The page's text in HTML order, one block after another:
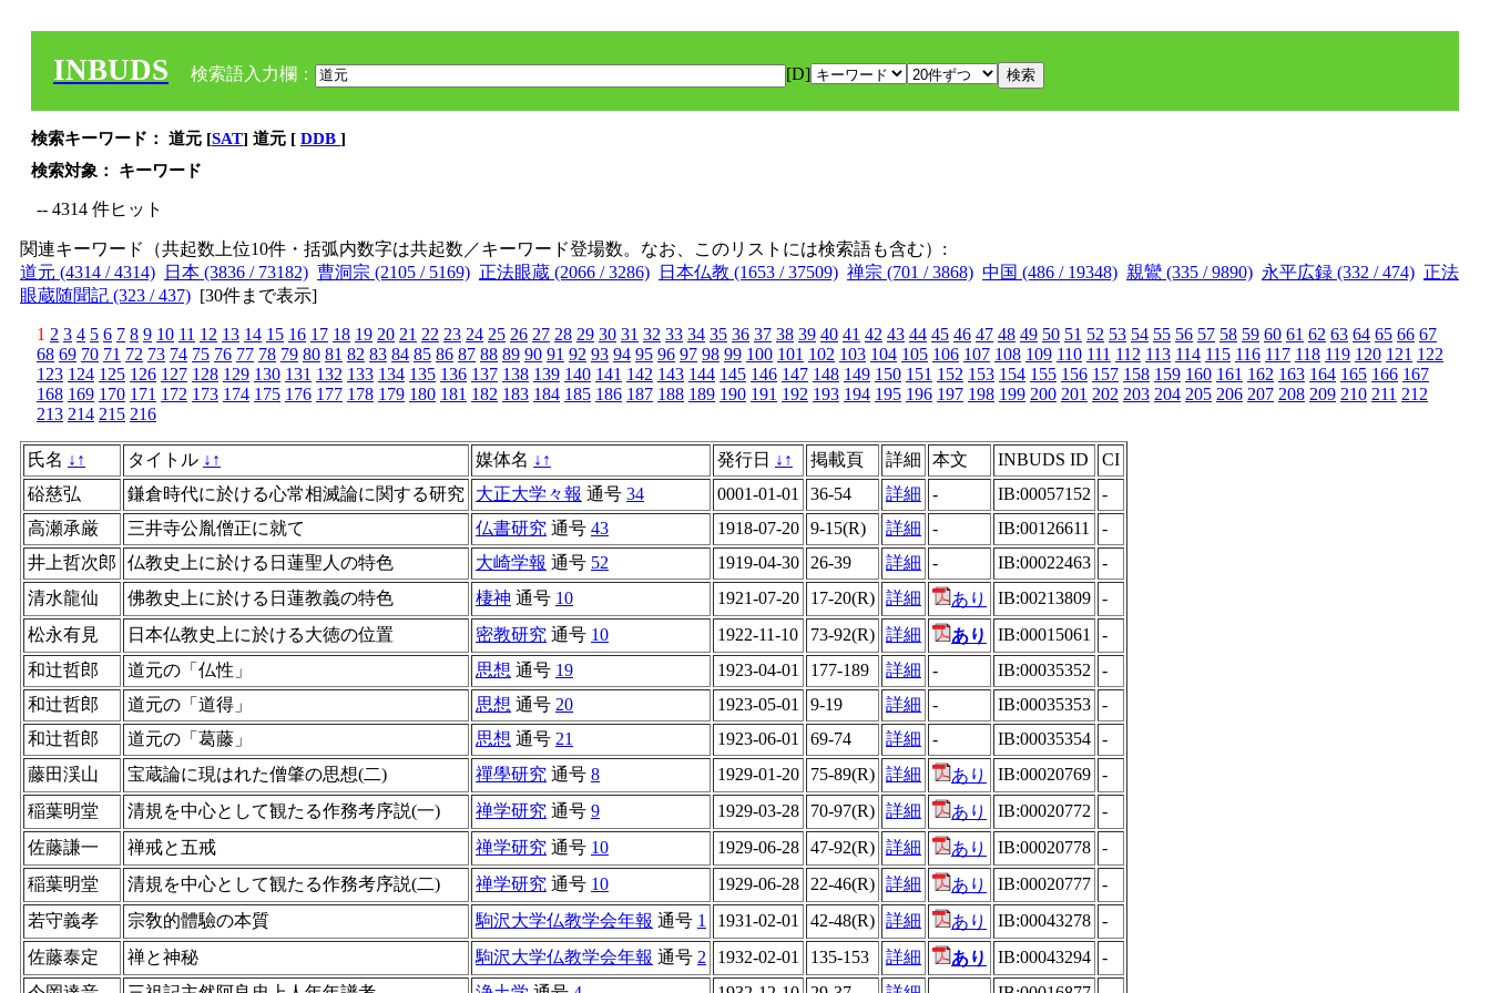
INBUDS 検索語入力欄： [D]
検索キーワード： 道元 [SAT] 道元 [ DDB ]
検索対象： キーワード
-- 4314 件ヒット
関連キーワード（共起数上位10件・括弧内数字は共起数／キーワード登場数。なお、このリストには検索語も含む）:
道元 (4314 / 4314)
日本 (3836 / 73182) 曹洞宗 (2105 / 5169) 正法眼蔵 (2066 / 3286) 日本仏教 (1653 / 37509) 禅宗 (701 / 3868) 中国 (486 / 19348) 親鸞 (335 / 9890) 永平広録 (332 / 474) 正法
眼蔵随聞記 (323 / 437) [30件まで表示]
1 2 3 4 5 6 7 8 9 10 11 12 13 14 15 16 17 18 19 20 21 22 23 24 25 26 27 28 29 30 31 32 33 34 35 36 37 38 39 40 41 42 43 44 45 46 47 48 49 50 51 52 53 54 55 56 57 58 59 60 61 62 63 64 65 66 67
68 69 70 71 72 73 74 75 76 77 78 79 80 81 82 83 84 85 86 87 88 89 90 91 92 93 94 95 96 97 98 99 100 101 102 103 104 105 106 107 108 109 110 111 112 113 114 115 116 117 118 119 120 121 122
123 124 125 126 127 128 129 130 131 132 133 134 135 136 137 138 139 140 141 142 143 144 145 146 147 148 149 150 151 152 153 154 155 156 157 158 159 160 161 162 163 164 165 166 167
168 169 170 171 172 173 174 175 176 177 178 179 180 181 182 183 184 185 186 187 188 189 190 191 192 193 194 195 196 197 198 199 200 201 202 203 204 205 206 207 208 209 210 211 212
213 214 215 216
氏名 ↓ ↑ タイトル ↓ ↑ 媒体名 ↓ ↑ 発行日 ↓ ↑ 掲載頁 詳細 本文 INBUDS ID
CI
硲慈弘
鎌倉時代に於ける心常相滅論に関する研究 大正大学々報 通号 34 0001-01-01 36-54 詳細 - IB:00057152
-
高瀬承厳
三井寺公胤僧正に就て 仏書研究 通号 43 1918-07-20 9-15(R) 詳細 - IB:00126611
-
井上哲次郎
仏教史上に於ける日蓮聖人の特色 大崎学報 通号 52 1919-04-30 26-39 詳細 - IB:00022463 -
清水龍仙
佛教史上に於ける日蓮教義の特色 棲神 通号 10 1921-07-20 17-20(R) 詳細 あり IB:00213809 -
松永有見
日本仏教史上に於ける大徳の位置 密教研究 通号 10 1922-11-10 73-92(R) 詳細 あり IB:00015061
-
和辻哲郎
道元の「仏性」 思想 通号 19 1923-04-01 177-189 詳細 - IB:00035352
-
和辻哲郎
道元の「道得」 思想 通号 20 1923-05-01 9-19 詳細 - IB:00035353 -
和辻哲郎
道元の「葛藤」 思想 通号 21 1923-06-01 69-74 詳細 - IB:00035354 -
藤田渓山
宝蔵論に現はれた僧肇の思想(二) 禪學研究 通号 8 1929-01-20 75-89(R) 詳細 あり IB:00020769 -
稲葉明堂
清規を中心として観たる作務考序説(一) 禅学研究 通号 9 1929-03-28 70-97(R) 詳細 あり IB:00020772
-
佐藤謙一
禅戒と五戒 禅学研究 通号 10 1929-06-28 47-92(R) 詳細 あり IB:00020778 -
稲葉明堂
清規を中心として観たる作務考序説(二) 禅学研究 通号 10 1929-06-28 22-46(R) 詳細 あり IB:00020777 -
若守義孝
宗敎的體驗の本質 駒沢大学仏教学会年報 通号 1 1931-02-01 42-48(R) 詳細 あり IB:00043278 -
佐藤泰定
禅と神秘 駒沢大学仏教学会年報 通号 2 1932-02-01 135-153 詳細 あり IB:00043294 -